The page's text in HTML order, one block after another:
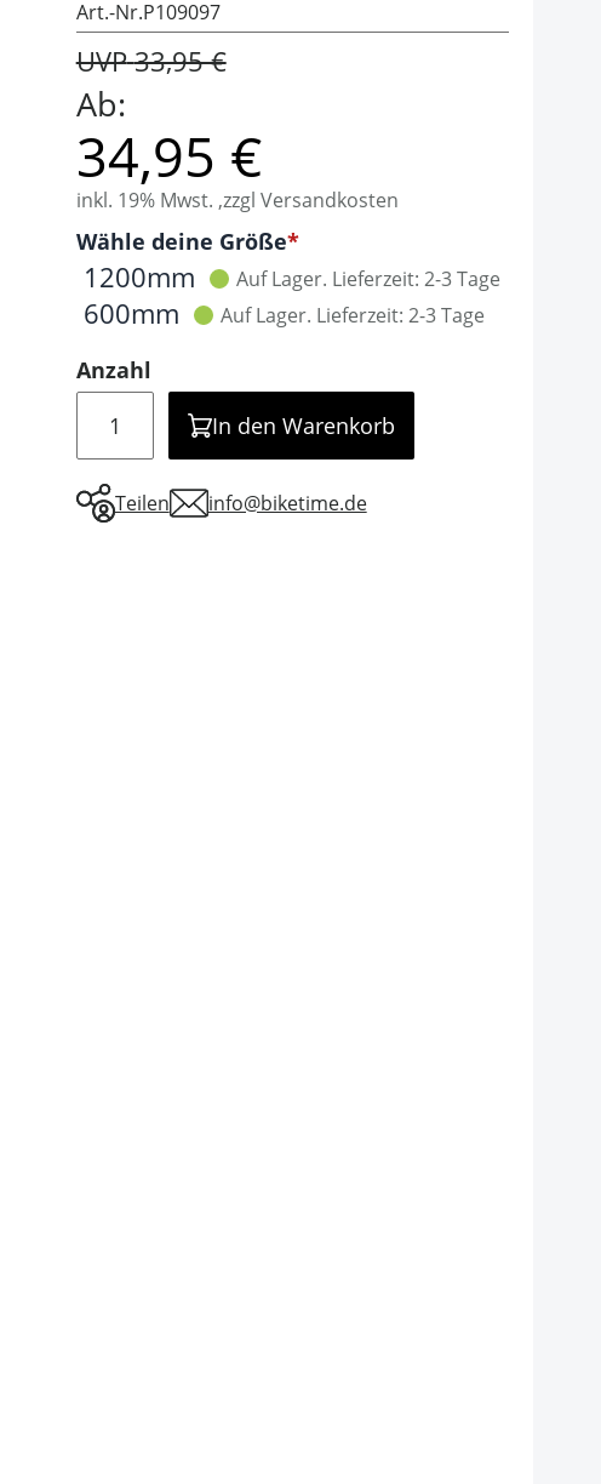
Art.-Nr.P109097
UVP 33,95 €
Ab:
34,95 €
inkl. 19% Mwst. ,zzgl Versandkosten
Optionen
Wähle deine Größe
It is required to select one of the available
1200mm Auf Lager. Lieferzeit: 2-3 Tage
600mm Auf Lager. Lieferzeit: 2-3 Tage
Anzahl
In den Warenkorb
Teilen info@biketime.de